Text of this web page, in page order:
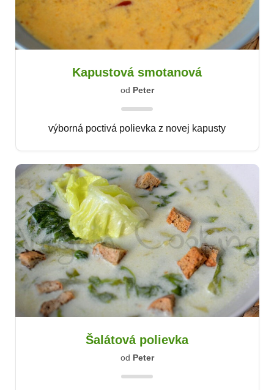
Kapustová smotanová
od Peter
výborná poctivá polievka z novej kapusty
Šalátová polievka
od Peter